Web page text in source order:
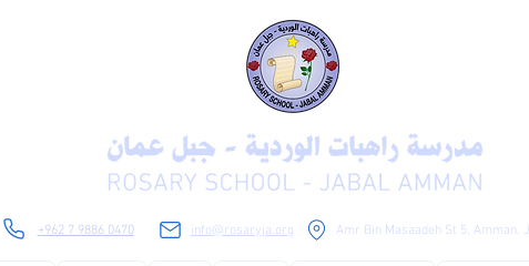
+962 7 9886 0470 info@rosaryja.org Amr Bin Masaadeh St 5, Amman,